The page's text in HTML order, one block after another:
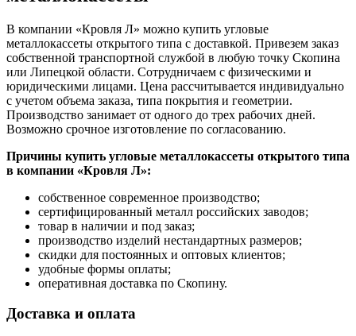
В компании «Кровля Л» можно купить угловые
металлокассеты открытого типа с доставкой. Привезем заказ
собственной транспортной службой в любую точку Скопина
или Липецкой области. Сотрудничаем с физическими и
юридическими лицами. Цена рассчитывается индивидуально
с учетом объема заказа, типа покрытия и геометрии.
Производство занимает от одного до трех рабочих дней.
Возможно срочное изготовление по согласованию.
Причины купить угловые металлокассеты открытого типа
в компании «Кровля Л»:
собственное современное производство;
сертифицированный металл российских заводов;
товар в наличии и под заказ;
производство изделий нестандартных размеров;
скидки для постоянных и оптовых клиентов;
удобные формы оплаты;
оперативная доставка по Скопину.
Доставка и оплата